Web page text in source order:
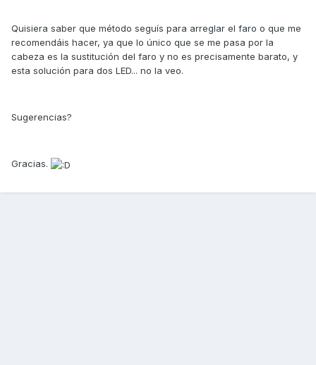
Quisiera saber que método seguís para arreglar el faro o que me
recomendáis hacer, ya que lo único que se me pasa por la
cabeza es la sustitución del faro y no es precisamente barato, y
esta solución para dos LED... no la veo.
Sugerencias?
Gracias.